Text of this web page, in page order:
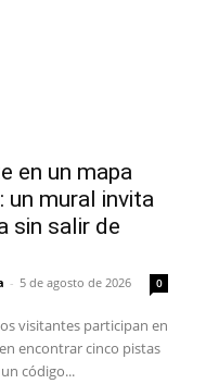
en un mapa
mural invita
sin salir de
- 5 de agosto de 2026 0
visitantes participan en
encontrar cinco pistas
código...